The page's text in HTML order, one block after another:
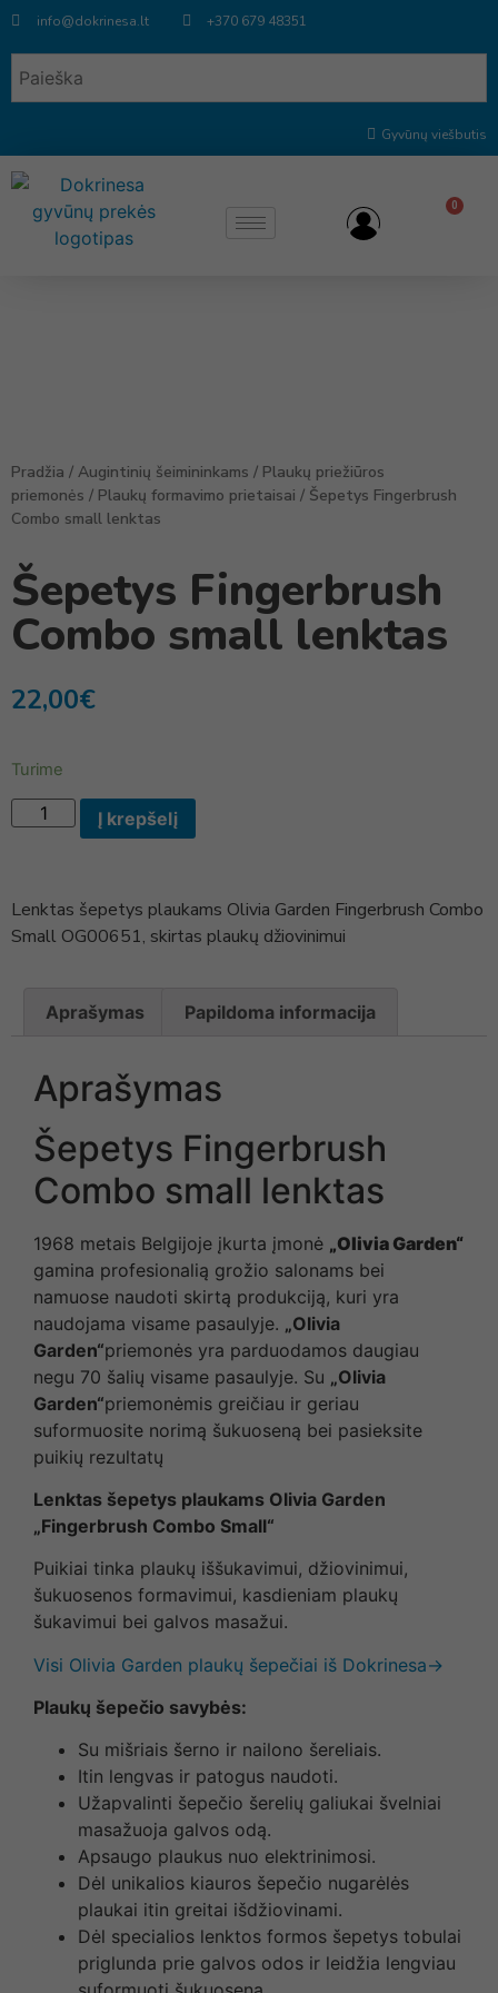
info@dokrinesa.lt +370 679 48351
Gyvūnų viešbutis
0
Pradžia / Augintinių šeimininkams / Plaukų priežiūros
priemonės / Plaukų formavimo prietaisai / Šepetys Fingerbrush
Combo small lenktas
Šepetys Fingerbrush
Combo small lenktas
22,00€
Turime
Į krepšelį
Lenktas šepetys plaukams Olivia Garden Fingerbrush Combo
Small OG00651, skirtas plaukų džiovinimui
Aprašymas Papildoma informacija
Aprašymas
Šepetys Fingerbrush
Combo small lenktas
1968 metais Belgijoje įkurta įmonė „Olivia Garden“
gamina profesionalią grožio salonams bei
namuose naudoti skirtą produkciją, kuri yra
naudojama visame pasaulyje. „Olivia
Garden“priemonės yra parduodamos daugiau
negu 70 šalių visame pasaulyje. Su „Olivia
Garden“priemonėmis greičiau ir geriau
suformuosite norimą šukuoseną bei pasieksite
puikių rezultatų
Lenktas šepetys plaukams Olivia Garden
„Fingerbrush Combo Small“
Puikiai tinka plaukų iššukavimui, džiovinimui,
šukuosenos formavimui, kasdieniam plaukų
šukavimui bei galvos masažui.
Visi Olivia Garden plaukų šepečiai iš Dokrinesa→
Plaukų šepečio savybės:
Su mišriais šerno ir nailono šereliais.
Itin lengvas ir patogus naudoti.
Užapvalinti šepečio šerelių galiukai švelniai
masažuoja galvos odą.
Apsaugo plaukus nuo elektrinimosi.
Dėl unikalios kiauros šepečio nugarėlės
plaukai itin greitai išdžiovinami.
Dėl specialios lenktos formos šepetys tobulai
priglunda prie galvos odos ir leidžia lengviau